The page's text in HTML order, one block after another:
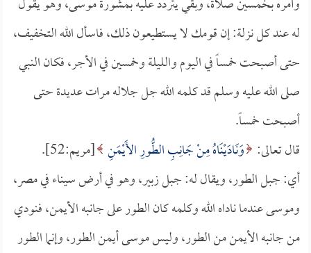
له عند كل نزلة: إن قومك لا يستطيعون ذلك، فاسأل الله التخفيف،
حتى أصبحت خمساً في اليوم والليلة وخمسين في الأجر، فكان النبي
صلى الله عليه وسلم قد كلمه الله جل جلاله مرات عديدة حتى
أصبحت خمساً.
قال تعالى: وَنَادَيْنَاهُ مِنْ جَانِبِ الطُّورِ الأَيْمَنِ [مريم:52].
أي: جبل الطور، ويقال له: جبل زبير، وهو في أرض سيناء في مصر،
وموسى عندما ناداه الله وكلمه كان الطور على جانبه الأيمن، فنودي
من جانبه الأيمن من الطور، وليس موسى أيمن الطور، وإنما الطور